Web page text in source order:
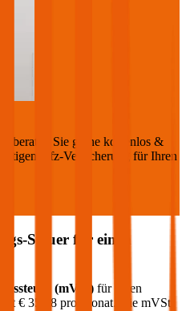
beraten Sie gerne kostenlos &
Kfz-Versicherung für Ihren
Steuer für einen
(mVSt) für einen
€ 35,28 pro Monat. Die mVSt